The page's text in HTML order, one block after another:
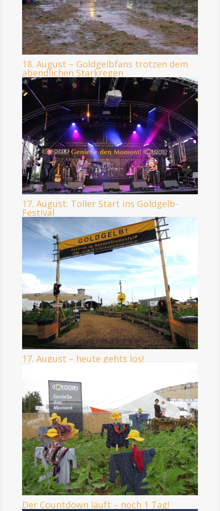
18. August – Goldgelbfans trotzen dem
abendlichen Starkregen
17. August: Toller Start ins Goldgelb-
Festival
17. August – heute gehts los!
Der Countdown läuft – noch 1 Tag!